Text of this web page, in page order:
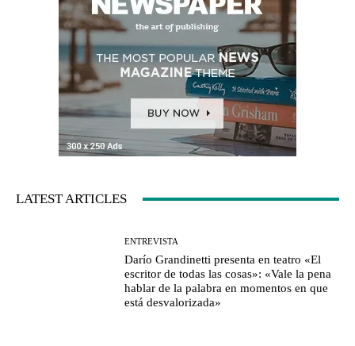
LATEST ARTICLES
ENTREVISTA
Darío Grandinetti presenta en teatro «El
escritor de todas las cosas»: «Vale la pena
hablar de la palabra en momentos en que
está desvalorizada»